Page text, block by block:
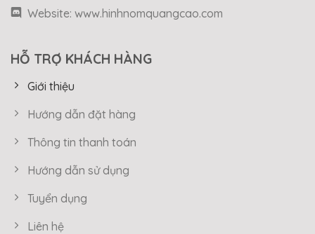
Website: www.hinhnomquangcao.com
HỖ TRỢ KHÁCH HÀNG
Giới thiệu
Hướng dẫn đặt hàng
Thông tin thanh toán
Hướng dẫn sử dụng
Tuyển dụng
Liên hệ